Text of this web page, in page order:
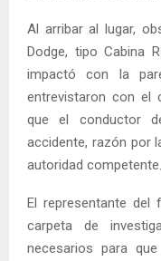
Al arribar al lugar,
Dodge, tipo Cabina
impactó con la
entrevistaron con el
que el conductor
accidente, razón por
autoridad competente.
El representante del
carpeta de
necesarios para